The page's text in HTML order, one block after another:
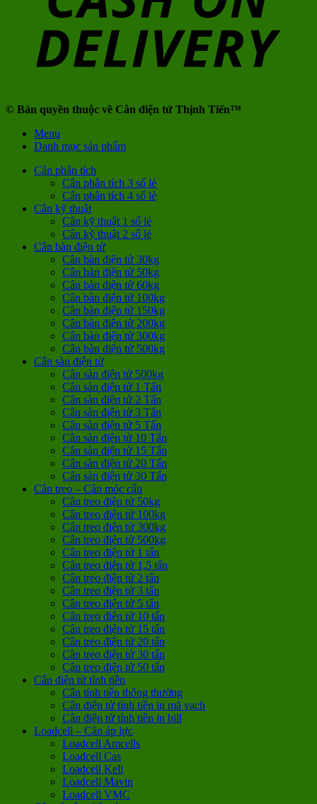
© Bản quyền thuộc về Cân điện tử Thịnh Tiến™
Menu
Danh mục sản phẩm
Cân phân tích
Cân phân tích 3 số lẻ
Cân phân tích 4 số lẻ
Cân kỹ thuật
Cân kỹ thuật 1 số lẻ
Cân kỹ thuật 2 số lẻ
Cân bàn điện tử
Cân bàn điện tử 30kg
Cân bàn điện tử 50kg
Cân bàn điện tử 60kg
Cân bàn điện tử 100kg
Cân bàn điện tử 150kg
Cân bàn điện tử 200kg
Cân bàn điện tử 300kg
Cân bàn điện tử 500kg
Cân sàn điện tử
Cân sàn điện tử 500kg
Cân sàn điện tử 1 Tấn
Cân sàn điện tử 2 Tấn
Cân sàn điện tử 3 Tấn
Cân sàn điện tử 5 Tấn
Cân sàn điện tử 10 Tấn
Cân sàn điện tử 15 Tấn
Cân sàn điện tử 20 Tấn
Cân sàn điện tử 30 Tấn
Cân treo – Cân móc cẩu
Cân treo điện tử 50kg
Cân treo điện tử 100kg
Cân treo điện tử 300kg
Cân treo điện tử 500kg
Cân treo điện tử 1 tấn
Cân treo điện tử 1,5 tấn
Cân treo điện tử 2 tấn
Cân treo điện tử 3 tấn
Cân treo điện tử 5 tấn
Cân treo điện tử 10 tấn
Cân treo điện tử 15 tấn
Cân treo điện tử 20 tấn
Cân treo điện tử 30 tấn
Cân treo điện tử 50 tấn
Cân điện tử tính tiền
Cân tính tiền thông thường
Cân điện tử tính tiền in mã vạch
Cân điện tử tính tiền in bill
Loadcell – Cân áp lực
Loadcell Amcells
Loadcell Cas
Loadcell Keli
Loadcell Mavin
Loadcell VMC